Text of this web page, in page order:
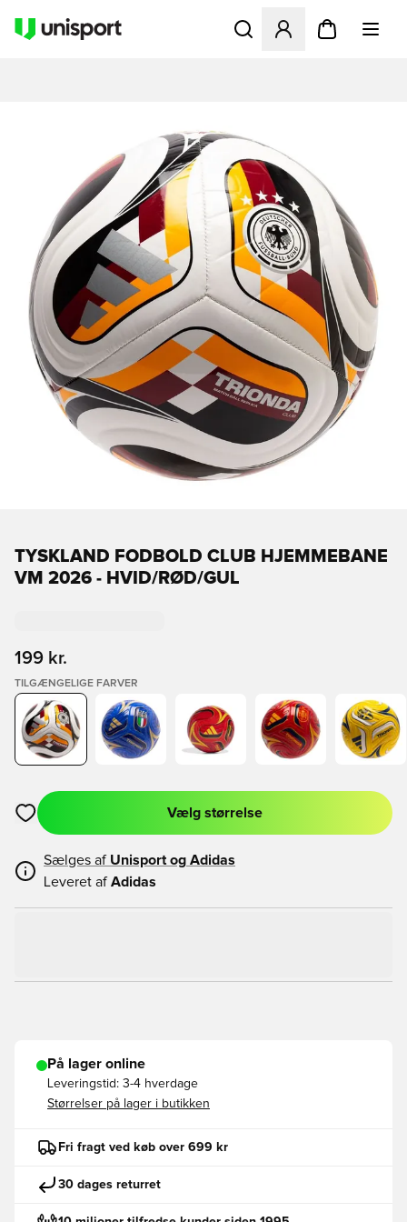
Åbner en Modal til at
TYSKLAND FODBOLD CLUB HJEMMEBANE
VM 2026 - HVID/RØD/GUL
199 kr.
TILGÆNGELIGE FARVER
Åbner en Modal til at logge ind eller tilmelde dig som medlem
Vælg størrelse
Sælges af Unisport og Adidas
Leveret af Adidas
På lager online
Leveringstid: 3-4 hverdage
Størrelser på lager i butikken
Fri fragt ved køb over 699 kr
30 dages returret